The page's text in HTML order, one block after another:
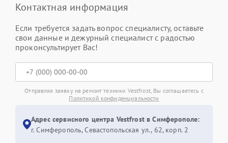
Контактная информация
Если требуется задать вопрос специалисту, оставьте
свои данные и дежурный специалист с радостью
проконсультирует Вас!
Отправляя заявку на ремонт техники Vestfrost, Вы соглашаетесь с
Политикой конфиденциальности
Адрес сервисного центра Vestfrost в Симферополе:
г. Симферополь, Севастопольская ул., 62, корп. 2